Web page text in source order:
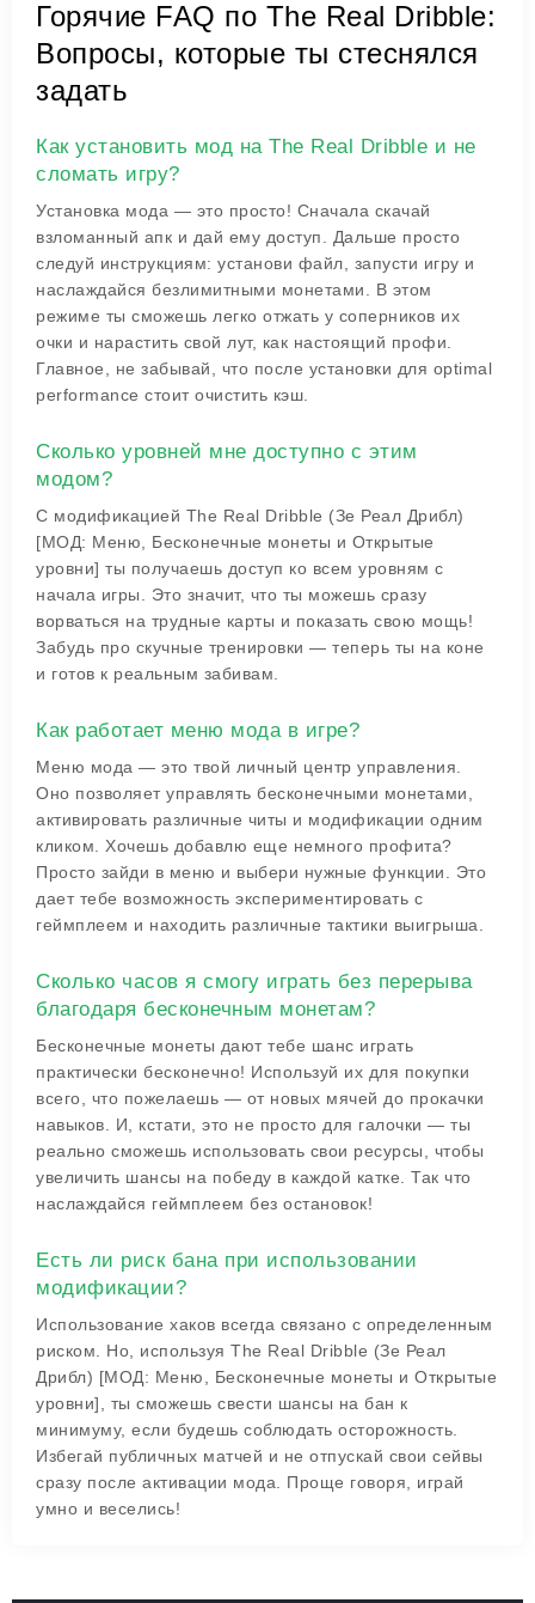
Горячие FAQ по The Real Dribble:
Вопросы, которые ты стеснялся
задать
Как установить мод на The Real Dribble и не
сломать игру?
Установка мода — это просто! Сначала скачай
взломанный апк и дай ему доступ. Дальше просто
следуй инструкциям: установи файл, запусти игру и
наслаждайся безлимитными монетами. В этом
режиме ты сможешь легко отжать у соперников их
очки и нарастить свой лут, как настоящий профи.
Главное, не забывай, что после установки для optimal
performance стоит очистить кэш.
Сколько уровней мне доступно с этим
модом?
С модификацией The Real Dribble (Зе Реал Дрибл)
[МОД: Меню, Бесконечные монеты и Открытые
уровни] ты получаешь доступ ко всем уровням с
начала игры. Это значит, что ты можешь сразу
ворваться на трудные карты и показать свою мощь!
Забудь про скучные тренировки — теперь ты на коне
и готов к реальным забивам.
Как работает меню мода в игре?
Меню мода — это твой личный центр управления.
Оно позволяет управлять бесконечными монетами,
активировать различные читы и модификации одним
кликом. Хочешь добавлю еще немного профита?
Просто зайди в меню и выбери нужные функции. Это
дает тебе возможность экспериментировать с
геймплеем и находить различные тактики выигрыша.
Сколько часов я смогу играть без перерыва
благодаря бесконечным монетам?
Бесконечные монеты дают тебе шанс играть
практически бесконечно! Используй их для покупки
всего, что пожелаешь — от новых мячей до прокачки
навыков. И, кстати, это не просто для галочки — ты
реально сможешь использовать свои ресурсы, чтобы
увеличить шансы на победу в каждой катке. Так что
наслаждайся геймплеем без остановок!
Есть ли риск бана при использовании
модификации?
Использование хаков всегда связано с определенным
риском. Но, используя The Real Dribble (Зе Реал
Дрибл) [МОД: Меню, Бесконечные монеты и Открытые
уровни], ты сможешь свести шансы на бан к
минимуму, если будешь соблюдать осторожность.
Избегай публичных матчей и не отпускай свои сейвы
сразу после активации мода. Проще говоря, играй
умно и веселись!